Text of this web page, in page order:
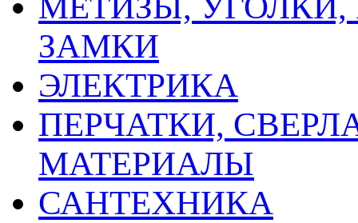
ЗАМКИ
ЭЛЕКТРИКА
ПЕРЧАТКИ,
МАТЕРИАЛЫ
САНТЕХНИКА